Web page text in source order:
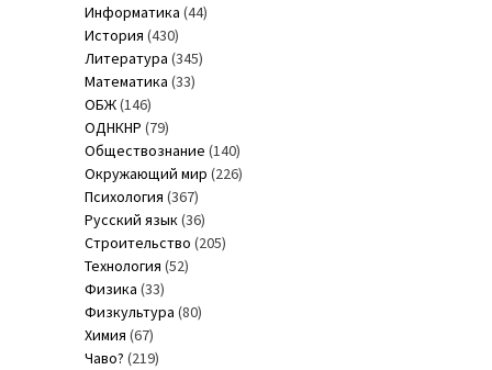
Информатика (44)
История (430)
Литература (345)
Математика (33)
ОБЖ(146)
ОДНКНР (79)
Обществознание (140)
Окружающий мир (226)
Психология (367)
Русский язык (36)
Строительство (205)
Технология (52)
Физика (33)
Физкультура (80)
Химия (67)
Чаво? (219)